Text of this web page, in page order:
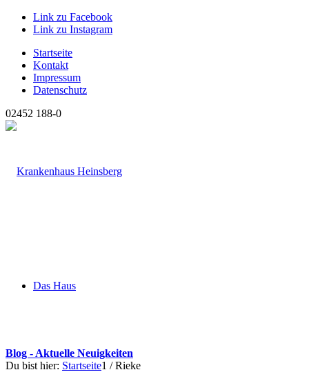
Link zu Facebook
Link zu Instagram
Startseite
Kontakt
Impressum
Datenschutz
02452 188-0
Das Haus
Blog - Aktuelle Neuigkeiten
Du bist hier: Startseite1 / Rieke